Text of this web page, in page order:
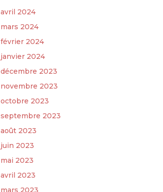
avril 2024
mars 2024
février 2024
janvier 2024
décembre 2023
novembre 2023
octobre 2023
septembre 2023
août 2023
juin 2023
mai 2023
avril 2023
mars 2023